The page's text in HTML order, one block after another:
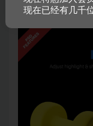
现在已经有几千